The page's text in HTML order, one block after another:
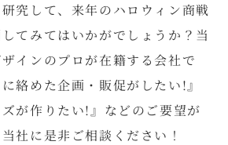
究して、来年のハロウィン商戦
てみてはいかがでしょうか？当
インのプロが在籍する会社で
絡めた企画・販促がしたい!』
ズが作りたい!』などのご要望が
社に是非ご相談ください！